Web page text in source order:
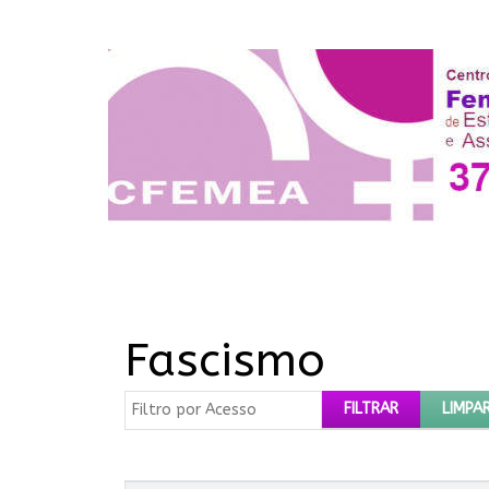
Fascismo
Filtro por Acesso FILTRAR